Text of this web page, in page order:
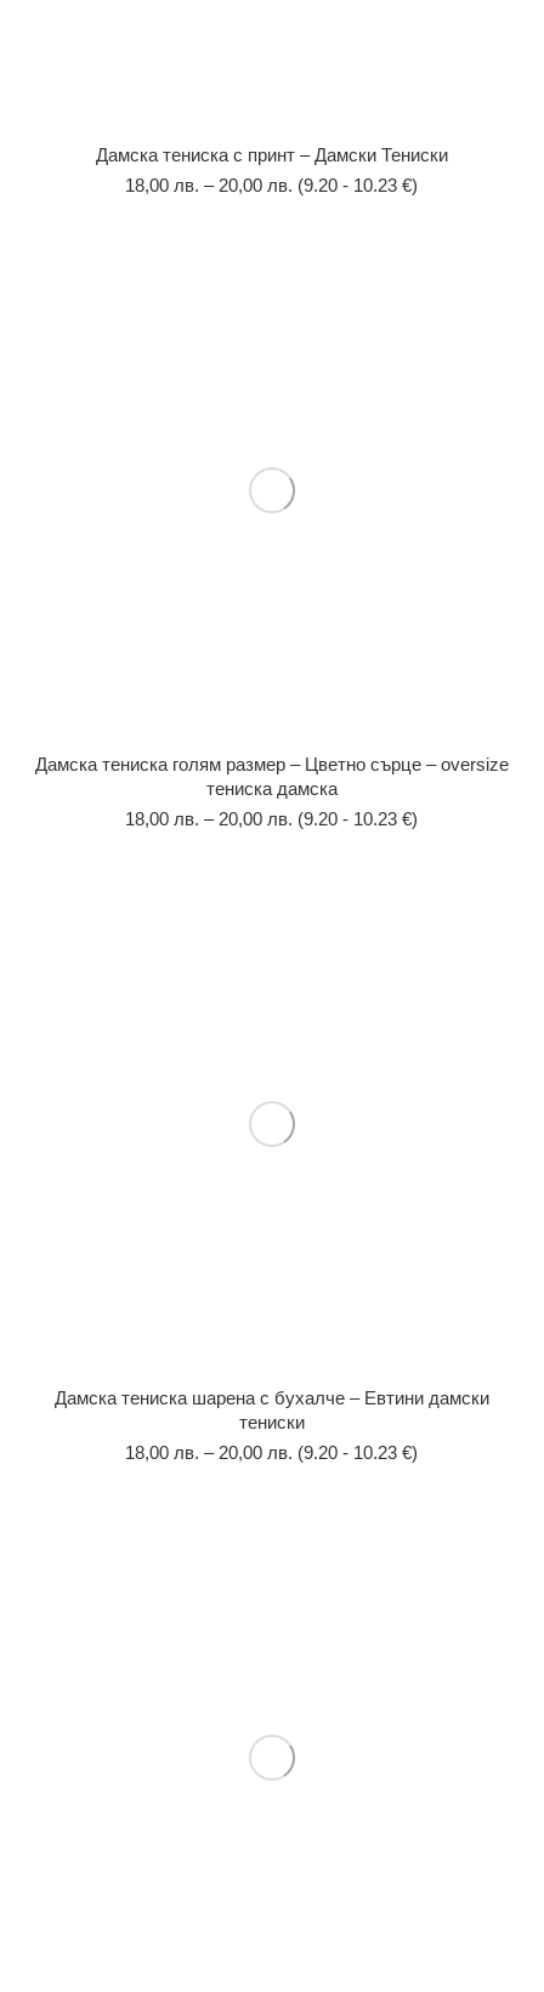
Дамска тениска с принт – Дамски Тениски
18,00 лв. – 20,00 лв. (9.20 - 10.23 €)
Дамска тениска голям размер – Цветно сърце – oversize
тениска дамска
18,00 лв. – 20,00 лв. (9.20 - 10.23 €)
Дамска тениска шарена с бухалче – Евтини дамски
тениски
18,00 лв. – 20,00 лв. (9.20 - 10.23 €)